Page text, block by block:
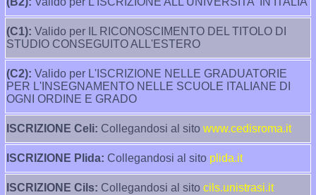
(C1): Valido per IL RICONOSCIMENTO DEL TITOLO DI
STUDIO CONSEGUITO ALL'ESTERO
(C2): Valido per L'ISCRIZIONE NELLE GRADUATORIE
PER L'INSEGNAMENTO NELLE SCUOLE ITALIANE DI
OGNI ORDINE E GRADO
ISCRIZIONE Celi: Collegandosi al sito www.cedisroma.it
ISCRIZIONE Plida: Collegandosi al sito plida.it
ISCRIZIONE Cils: Collegandosi al sito cils.unistrasi.it